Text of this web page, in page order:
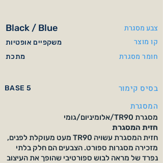
Black / Blue צבע מסגרת
משקפיים אופטיות קו מוצר
מתכת חומר מסגרת
בסיס קימור BASE 5
המסגרת
מסגרת TR90/אלומיניום/גומי
חזית המסגרת
חזית המסגרת עשויה TR90 מעט מעוקלת לפנים,
מזכירה מסגרות ספורט. הצבעים הם חלק בלתי
נפרד של מראה לבוש ספורטיבי שהופך את העיצוב